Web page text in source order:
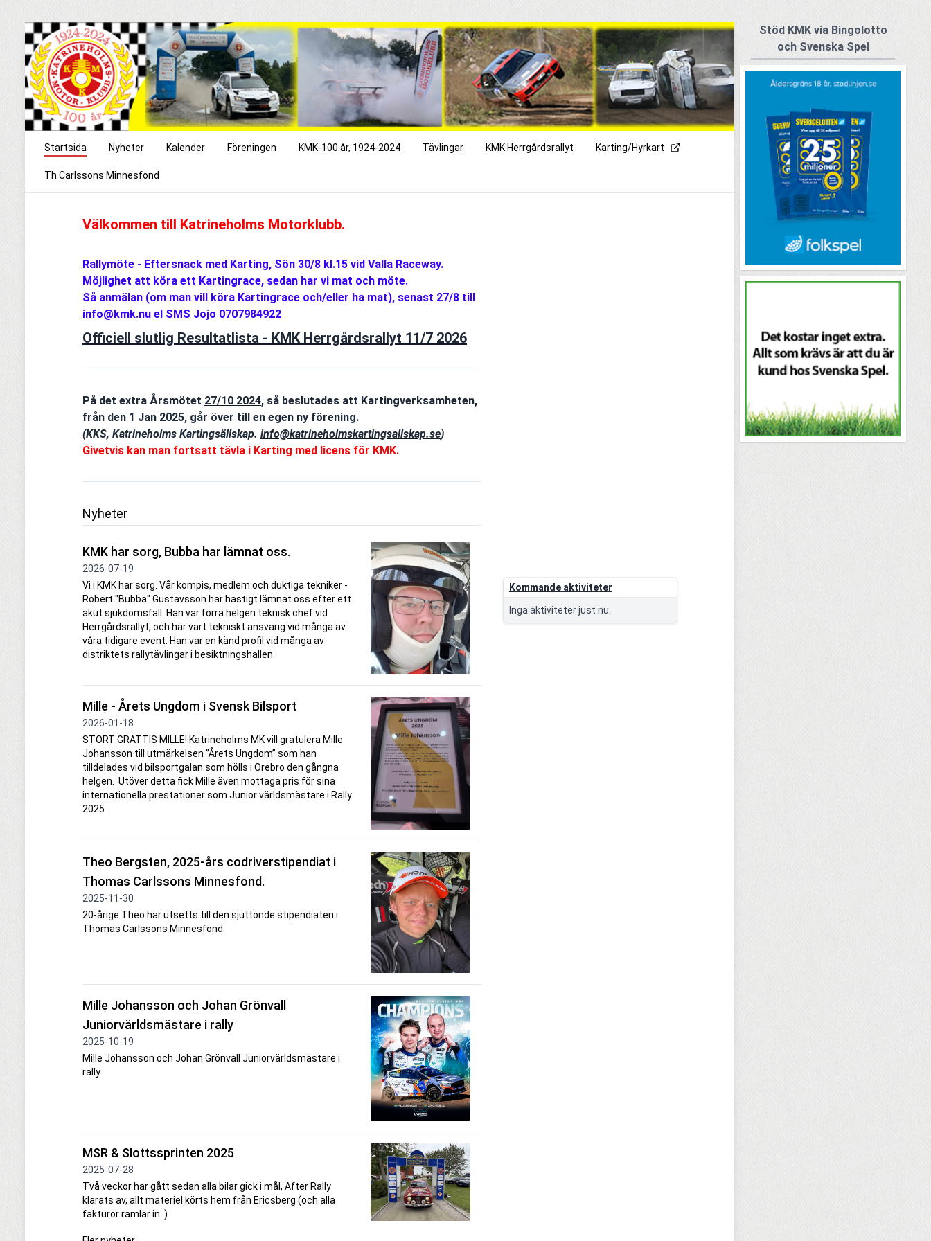
Startsida Nyheter Kalender Föreningen KMK-100 år, 1924-2024 Tävlingar KMK Herrgårdsrallyt Karting/Hyrkart
Th Carlssons Minnesfond
Välkommen till Katrineholms Motorklubb.
Rallymöte - Eftersnack med Karting, Sön 30/8 kl.15 vid Valla Raceway.
Möjlighet att köra ett Kartingrace, sedan har vi mat och möte.
Så anmälan (om man vill köra Kartingrace och/eller ha mat), senast 27/8 till
info@kmk.nu el SMS Jojo 0707984922
Officiell slutlig Resultatlista - KMK Herrgårdsrallyt 11/7 2026
På det extra Årsmötet 27/10 2024, så beslutades att Kartingverksamheten,
från den 1 Jan 2025, går över till en egen ny förening.
(KKS, Katrineholms Kartingsällskap. info@katrineholmskartingsallskap.se)
Givetvis kan man fortsatt tävla i Karting med licens för KMK.
Nyheter
KMK har sorg, Bubba har lämnat oss.
2026-07-19
Vi i KMK har sorg. Vår kompis, medlem och duktiga tekniker -
Robert "Bubba" Gustavsson har hastigt lämnat oss efter ett
akut sjukdomsfall. Han var förra helgen teknisk chef vid
Herrgårdsrallyt, och har vart tekniskt ansvarig vid många av
våra tidigare event. Han var en känd profil vid många av
distriktets rallytävlingar i besiktningshallen.
Mille - Årets Ungdom i Svensk Bilsport
2026-01-18
STORT GRATTIS MILLE! Katrineholms MK vill gratulera Mille
Johansson till utmärkelsen ”Årets Ungdom” som han
tilldelades vid bilsportgalan som hölls i Örebro den gångna
helgen. Utöver detta fick Mille även mottaga pris för sina
internationella prestationer som Junior världsmästare i Rally
2025.
Theo Bergsten, 2025-års codriverstipendiat i
Thomas Carlssons Minnesfond.
2025-11-30
20-årige Theo har utsetts till den sjuttonde stipendiaten i
Thomas Carlssons Minnesfond.
Mille Johansson och Johan Grönvall
Juniorvärldsmästare i rally
2025-10-19
Mille Johansson och Johan Grönvall Juniorvärldsmästare i
rally
MSR & Slottssprinten 2025
2025-07-28
Två veckor har gått sedan alla bilar gick i mål, After Rally
klarats av, allt materiel körts hem från Ericsberg (och alla
fakturor ramlar in..)
Kommande aktiviteter
Inga aktiviteter just nu.
Stöd KMK via Bingolotto
och Svenska Spel